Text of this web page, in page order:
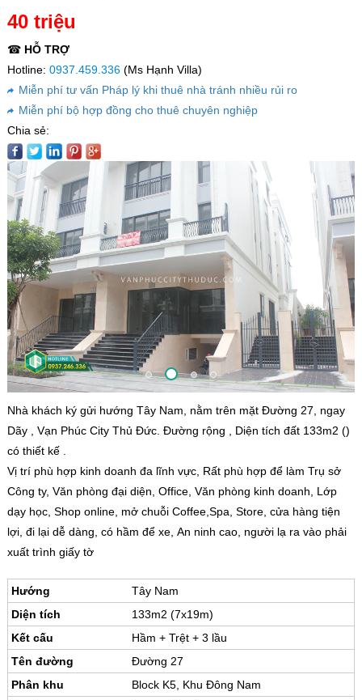
40 triệu
☎ HỖ TRỢ
Hotline: 0937.459.336(Ms Hạnh Villa)
Miễn phí tư vấn Pháp lý khi thuê nhà tránh nhiều rủi ro
Miễn phí bộ hợp đồng cho thuê chuyên nghiệp
Chia sẻ:
Nhà khách ký gửi hướng Tây Nam, nằm trên mặt Đường 27, ngay
Dãy , Vạn Phúc City Thủ Đức. Đường rộng , Diện tích đất 133m2 ()
có thiết kế .
Vị trí phù hợp kinh doanh đa lĩnh vực, Rất phù hợp để làm Trụ sở
Công ty, Văn phòng đại diện, Office, Văn phòng kinh doanh, Lớp
dạy học, Shop online, mở chuỗi Coffee,Spa, Store, cửa hàng tiện
lợi, đi lại dễ dàng, có hầm để xe, An ninh cao, người lạ ra vào phải
xuất trình giấy tờ
Hướng
Tây Nam
Diện tích
133m2 (7x19m)
Kết cấu
Hầm + Trệt + 3 lầu
Tên đường
Đường 27
Phân khu
Block K5, Khu Đông Nam